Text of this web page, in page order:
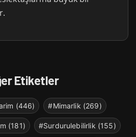
Etiketler
(446) #Mimarlik (269)
(181) #Surdurulebilirlik (155)